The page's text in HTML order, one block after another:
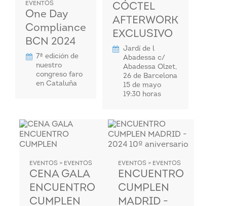
EVENTOS
One Day
Compliance
BCN 2024
7ª edición de
nuestro
congreso faro
en Cataluña
CÓCTEL
AFTERWORK
EXCLUSIVO
Jardí de l
Abadessa c/
Abadessa Olzet,
26 de Barcelona
15 de mayo
19:30 horas
EVENTOS > EVENTOS
CENA GALA
ENCUENTRO
CUMPLEN
EVENTOS > EVENTOS
ENCUENTRO
CUMPLEN
MADRID -